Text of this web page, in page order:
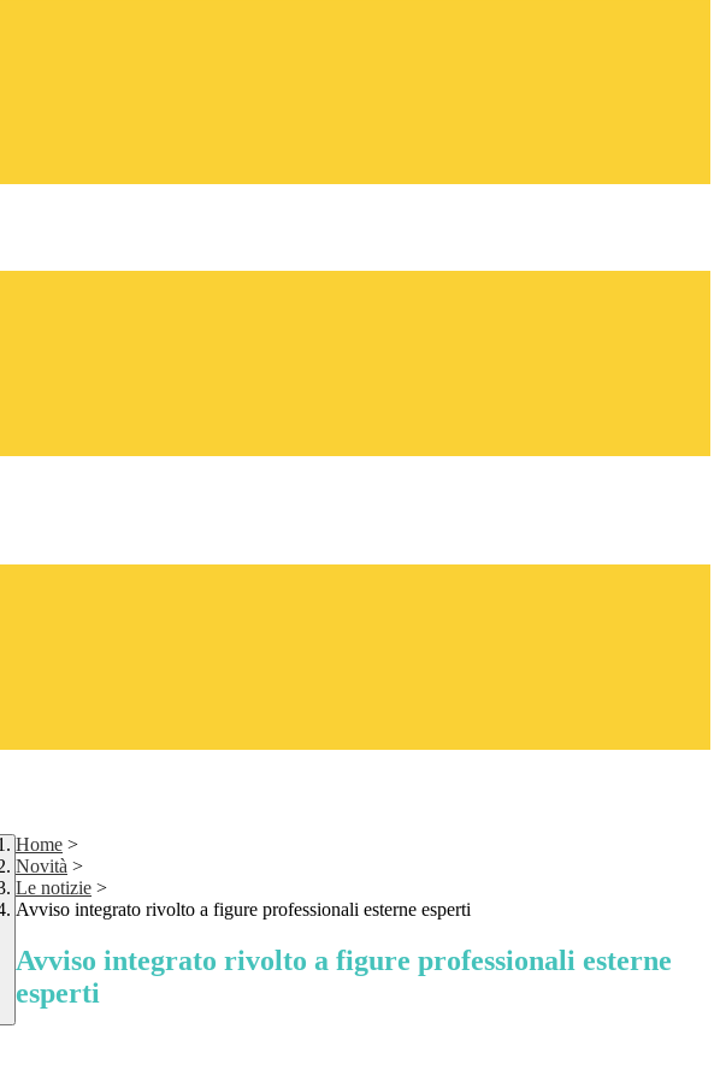
Home >
Novità >
Le notizie >
Avviso integrato rivolto a figure professionali esterne esperti
Avviso integrato rivolto a figure professionali esterne
esperti